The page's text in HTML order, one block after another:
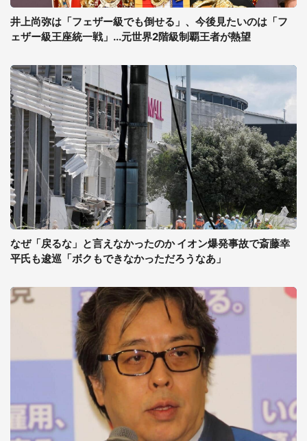
井上尚弥は「フェザー級でも倒せる」、今後見たいのは「フ
ェザー級王座統一戦」...元世界2階級制覇王者が熱望
なぜ「戻るな」と言えなかったのか イオン爆発事故で斎藤幸
平氏も逡巡「ボクもできなかっただろうなあ」